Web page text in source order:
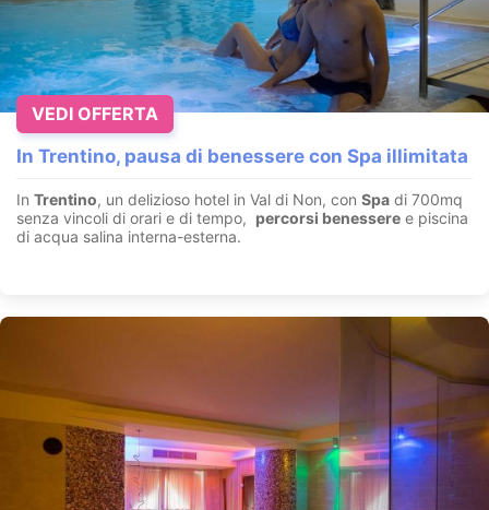
In Trentino, pausa di benessere con Spa illimitata
In Trentino, un delizioso hotel in Val di Non, con Spa di 700mq
senza vincoli di orari e di tempo, percorsi benessere e piscina
di acqua salina interna-esterna.
VEDI OFFERTA